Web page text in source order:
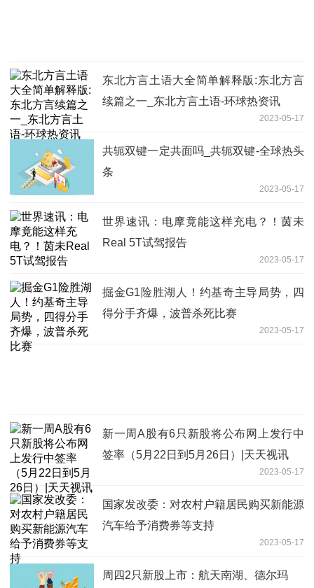
东北方言土语大全简单解释版:东北方言
续篇之一_东北方言土语-环球热资讯
2023-05-17
共轭双键一定共面吗_共轭双键-全球热头
条
2023-05-17
世界速讯：电摩竟能这样充电？！茵未
Real 5T试驾报告
2023-05-17
掘金G1险胜湖人！约基奇主导局势，四
得分手齐爆，波普杀死比赛
2023-05-17
新一周A股有6只新股将公布网上发行中
签率（5月22日到5月26日）|天天视讯
2023-05-17
国家发改委：对农村户籍居民购买新能源
汽车给予消费券等支持
2023-05-17
周四2只新股上市：航天南湖、德尔玛